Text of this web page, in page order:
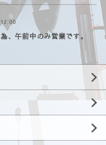
、午前中のみ営業です。